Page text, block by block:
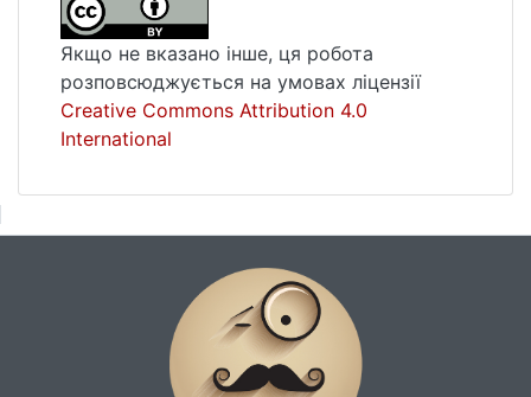
Якщо не вказано інше, ця робота
розповсюджується на умовах ліцензії
Creative Commons Attribution 4.0
International